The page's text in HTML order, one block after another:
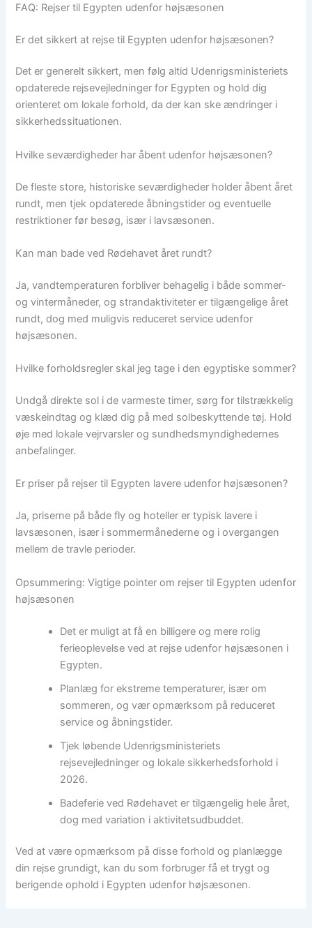
FAQ: Rejser til Egypten udenfor højsæsonen
Er det sikkert at rejse til Egypten udenfor højsæsonen?
Det er generelt sikkert, men følg altid Udenrigsministeriets
opdaterede rejsevejledninger for Egypten og hold dig
orienteret om lokale forhold, da der kan ske ændringer i
sikkerhedssituationen.
Hvilke seværdigheder har åbent udenfor højsæsonen?
De fleste store, historiske seværdigheder holder åbent året
rundt, men tjek opdaterede åbningstider og eventuelle
restriktioner før besøg, især i lavsæsonen.
Kan man bade ved Rødehavet året rundt?
Ja, vandtemperaturen forbliver behagelig i både sommer-
og vintermåneder, og strandaktiviteter er tilgængelige året
rundt, dog med muligvis reduceret service udenfor
højsæsonen.
Hvilke forholdsregler skal jeg tage i den egyptiske sommer?
Undgå direkte sol i de varmeste timer, sørg for tilstrækkelig
væskeindtag og klæd dig på med solbeskyttende tøj. Hold
øje med lokale vejrvarsler og sundhedsmyndighedernes
anbefalinger.
Er priser på rejser til Egypten lavere udenfor højsæsonen?
Ja, priserne på både fly og hoteller er typisk lavere i
lavsæsonen, især i sommermånederne og i overgangen
mellem de travle perioder.
Opsummering: Vigtige pointer om rejser til Egypten udenfor
højsæsonen
Det er muligt at få en billigere og mere rolig
ferieoplevelse ved at rejse udenfor højsæsonen i
Egypten.
Planlæg for ekstreme temperaturer, især om
sommeren, og vær opmærksom på reduceret
service og åbningstider.
Tjek løbende Udenrigsministeriets
rejsevejledninger og lokale sikkerhedsforhold i
2026.
Badeferie ved Rødehavet er tilgængelig hele året,
dog med variation i aktivitetsudbuddet.
Ved at være opmærksom på disse forhold og planlægge
din rejse grundigt, kan du som forbruger få et trygt og
berigende ophold i Egypten udenfor højsæsonen.